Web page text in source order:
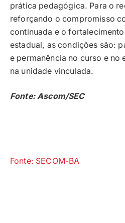
prática pedagógica. Para o
reforçando o compromisso
continuada e o
estadual, as condições são:
e permanência no curso e no
na unidade vinculada.
Fonte: Ascom/SEC
Fonte: SECOM-BA